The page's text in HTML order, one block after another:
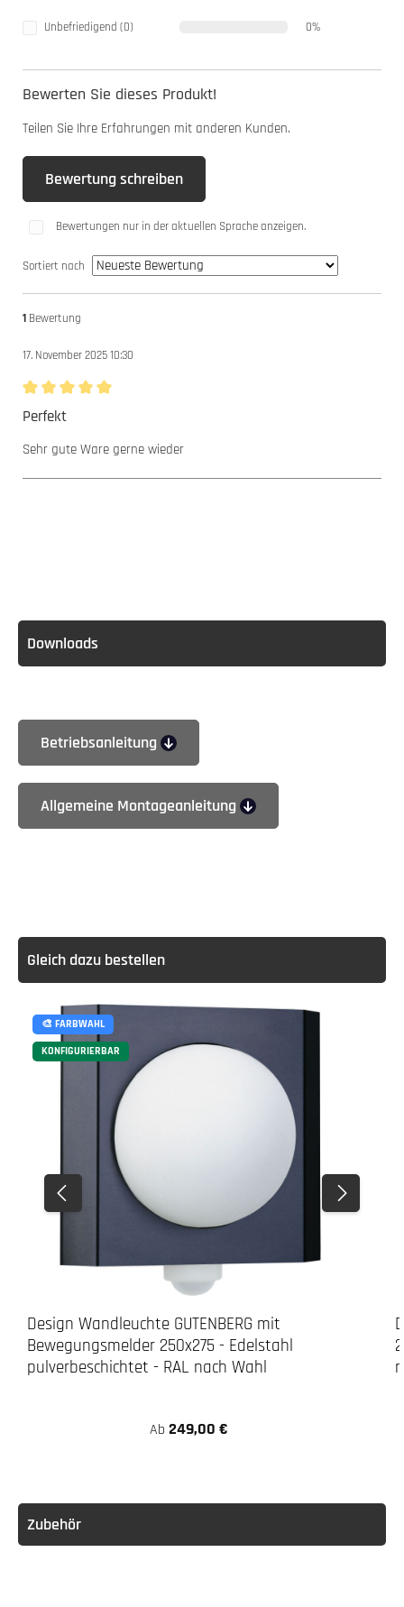
Unbefriedigend (0) 0%
Bewerten Sie dieses Produkt!
Teilen Sie Ihre Erfahrungen mit anderen Kunden.
Bewertung schreiben
Bewertungen nur in der aktuellen Sprache anzeigen.
Sortiert nach
1 Bewertung
17. November 2025 10:30
Bewertung mit 5 von 5 Sternen
Perfekt
Sehr gute Ware gerne wieder
Downloads
Betriebsanleitung
Allgemeine Montageanleitung
Gleich dazu bestellen
🎨 FARBWAHL
KONFIGURIERBAR
Design Wandleuchte GUTENBERG mit
Bewegungsmelder 250x275 - Edelstahl
pulverbeschichtet - RAL nach Wahl
Ab 249,00 €
Zubehör